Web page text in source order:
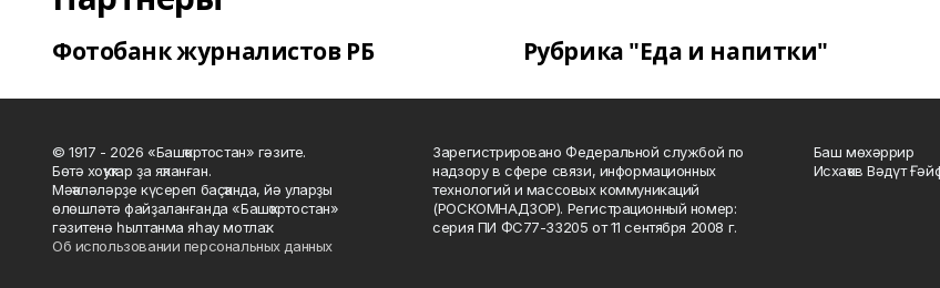
Фотобанк журналистов РБ Рубрика "Еда и напитки"
© 1917 - 2026 «Башҡортостан» гәзите.
Бөтә хоҡуҡтар ҙа яҡланған.
Мәҡәләләрҙе күсереп баҫҡанда, йә уларҙы
өлөшләтә файҙаланғанда «Башҡортостан»
гәзитенә һылтанма яһау мотлаҡ.
Об использовании персональных данных
Зарегистрировано Федеральной службой по
надзору в сфере связи, информационных
технологий и массовых коммуникаций
(РОСКОМНАДЗОР). Регистрационный номер:
серия ПИ ФС77-33205 от 11 сентября 2008 г.
Баш мөхәррир
Исхаҡов Вәдүт